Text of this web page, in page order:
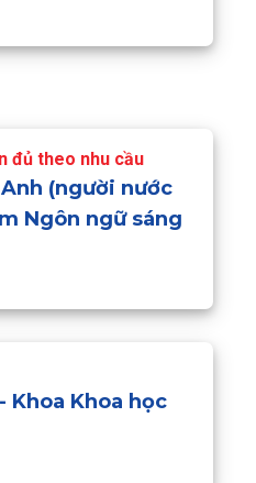
đủ theo nhu cầu
(người nước
Ngôn ngữ sáng
Khoa Khoa học